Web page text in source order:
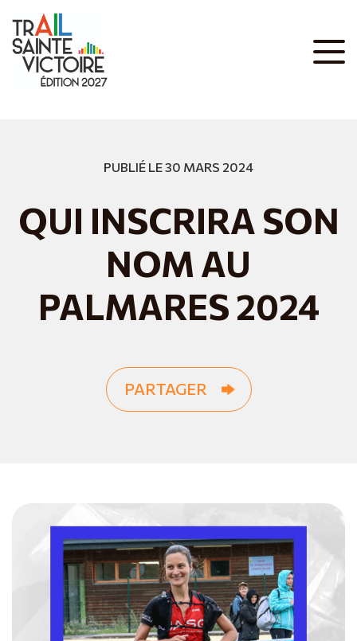
PUBLIÉ LE 30 MARS 2024
QUI INSCRIRA SON
NOM AU
PALMARES 2024
PARTAGER